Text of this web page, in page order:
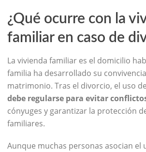
¿Qué ocurre con la
familiar en caso de
La vivienda familiar es el domicilio
familia ha desarrollado su
matrimonio. Tras el divorcio, el uso
debe regularse para evitar
cónyuges y garantizar la protección
familiares.
Aunque muchas personas asocian el